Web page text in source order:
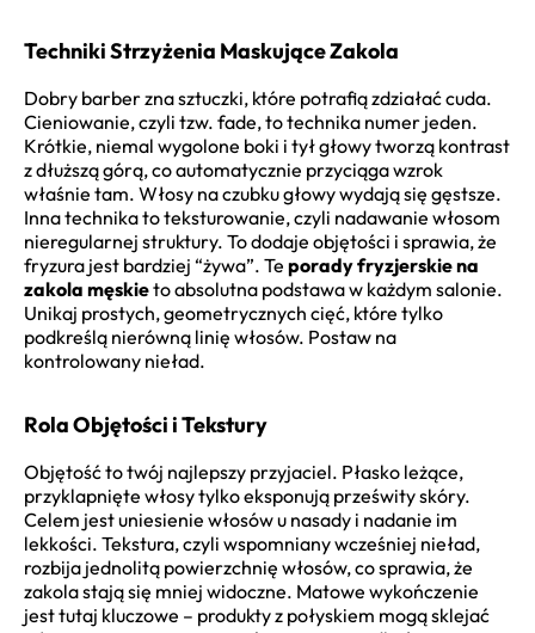
Techniki Strzyżenia Maskujące Zakola
Dobry barber zna sztuczki, które potrafią zdziałać cuda.
Cieniowanie, czyli tzw. fade, to technika numer jeden.
Krótkie, niemal wygolone boki i tył głowy tworzą kontrast
z dłuższą górą, co automatycznie przyciąga wzrok
właśnie tam. Włosy na czubku głowy wydają się gęstsze.
Inna technika to teksturowanie, czyli nadawanie włosom
nieregularnej struktury. To dodaje objętości i sprawia, że
fryzura jest bardziej “żywa”. Te porady fryzjerskie na
zakola męskieto absolutna podstawa w każdym salonie.
Unikaj prostych, geometrycznych cięć, które tylko
podkreślą nierówną linię włosów. Postaw na
kontrolowany nieład.
Rola Objętości i Tekstury
Objętość to twój najlepszy przyjaciel. Płasko leżące,
przyklapnięte włosy tylko eksponują prześwity skóry.
Celem jest uniesienie włosów u nasady i nadanie im
lekkości. Tekstura, czyli wspomniany wcześniej nieład,
rozbija jednolitą powierzchnię włosów, co sprawia, że
zakola stają się mniej widoczne. Matowe wykończenie
jest tutaj kluczowe – produkty z połyskiem mogą sklejać